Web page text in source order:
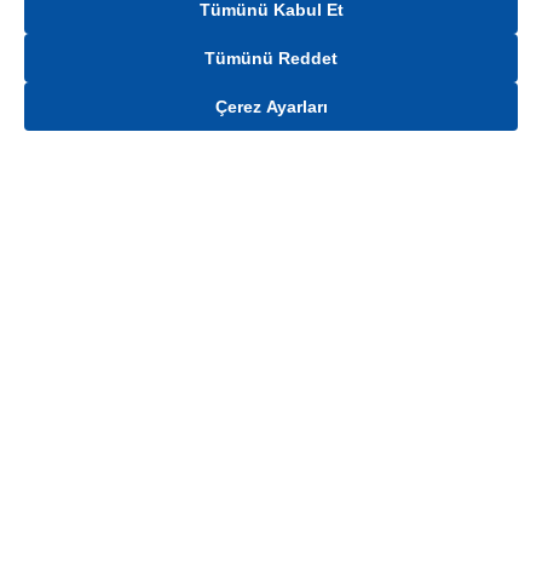
Gelince Haber Ver
Tümünü Kabul Et
Tümünü Reddet
Çerez Ayarları